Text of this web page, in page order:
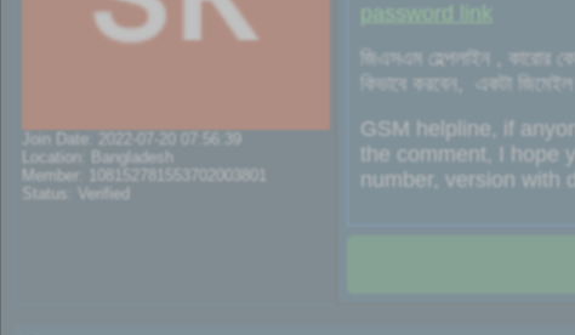
Join Date: 2022-07-20 07:56:39
Location: Bangladesh
Member: 108152781553702003801
Status: Verified
password link
জিএসএম হেল্পলাইন , কারোর
কিভাবে করবেন, একটা
GSM helpline, if
the comment, I hope
number, version with